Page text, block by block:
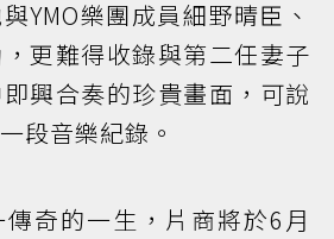
YMO樂團成員細野晴臣、
更難得收錄與第二任妻子
興合奏的珍貴畫面，可說
段音樂紀錄。
奇的一生，片商將於6月